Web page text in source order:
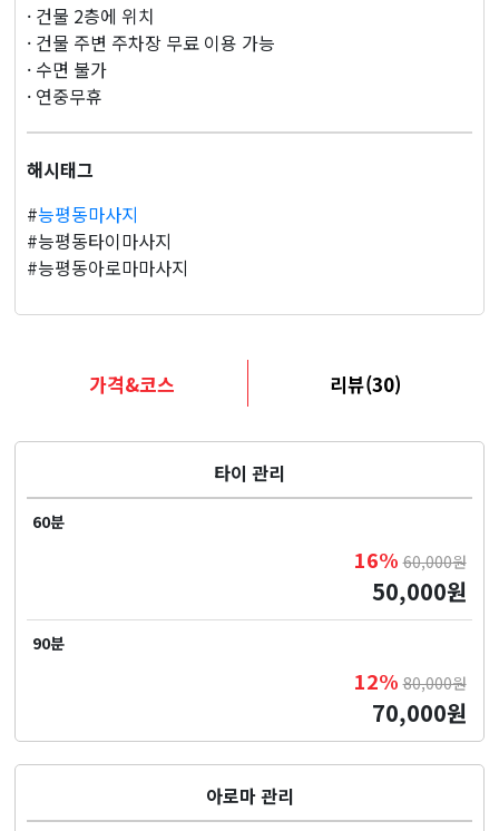
· 건물 2층에 위치
· 건물 주변 주차장 무료 이용 가능
· 수면 불가
· 연중무휴
해시태그
#능평동마사지
#능평동타이마사지
#능평동아로마마사지
가격&코스 리뷰(30)
타이 관리
60분
16% 60,000원
50,000원
90분
12% 80,000원
70,000원
아로마 관리